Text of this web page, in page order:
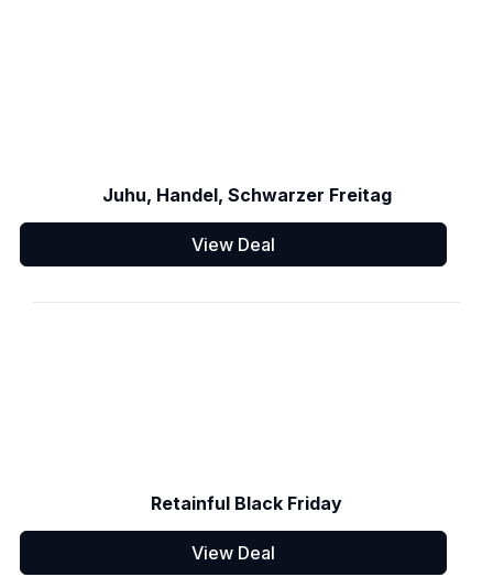
Juhu, Handel, Schwarzer Freitag
View Deal
Retainful Black Friday
View Deal